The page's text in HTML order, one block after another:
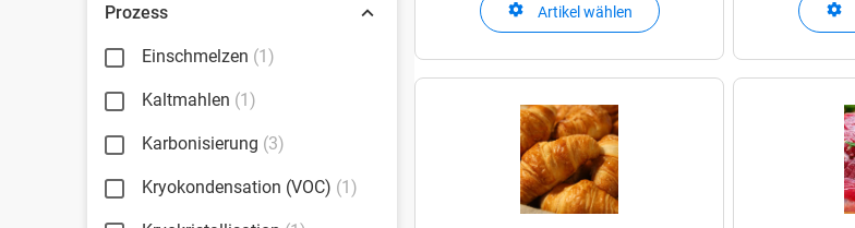
Prozess
Einschmelzen (1)
Kaltmahlen (1)
Karbonisierung (3)
Kryokondensation (VOC) (1)
Artikel wählen